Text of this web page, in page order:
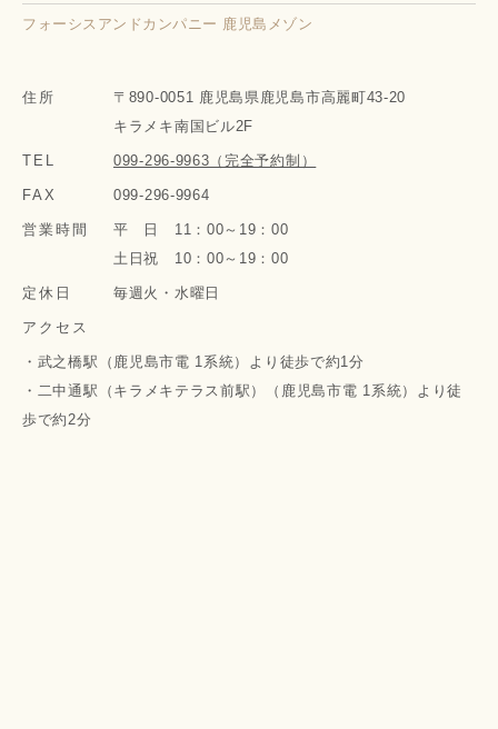
フォーシスアンドカンパニー 鹿児島メゾン
住所
〒890-0051 鹿児島県鹿児島市高麗町43-20
キラメキ南国ビル2F
TEL 099-296-9963（完全予約制）
FAX 099-296-9964
営業時間
平 日 11：00～19：00
土日祝 10：00～19：00
定休日 毎週火・水曜日
アクセス
・武之橋駅（鹿児島市電 1系統）より徒歩で約1分
・二中通駅（キラメキテラス前駅）（鹿児島市電 1系統）より徒
歩で約2分